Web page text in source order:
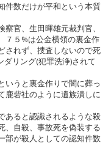
件数だけが平和という本質
官、生田暉雄元裁判官、
７５%は公金横領の裏金作
されず、捜査しないので死
リング(犯罪洗浄)されて
いうと裏金作りで闇に葬っ
鹿砦社のように遺族潰しに
あると認識されるような殺
、自殺、事故死を偽装する
部が殺人としての認知件数